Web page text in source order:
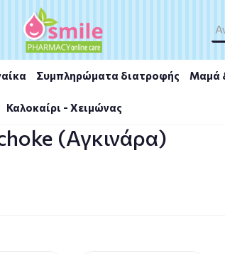
Συμπληρώματα διατροφής Μαμά
Καλοκαίρι - Χειμώνας
(Αγκινάρα)